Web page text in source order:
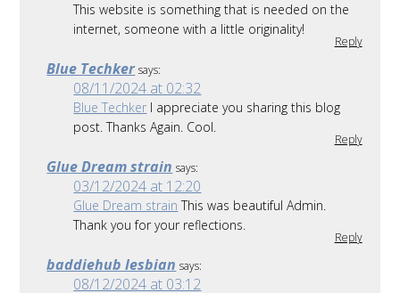
This website is something that is needed on the
internet, someone with a little originality!
Reply
Blue Techker says:
08/11/2024 at 02:32
Blue Techker I appreciate you sharing this blog
post. Thanks Again. Cool.
Reply
Glue Dream strain says:
03/12/2024 at 12:20
Glue Dream strain This was beautiful Admin.
Thank you for your reflections.
Reply
baddiehub lesbian says:
08/12/2024 at 03:12